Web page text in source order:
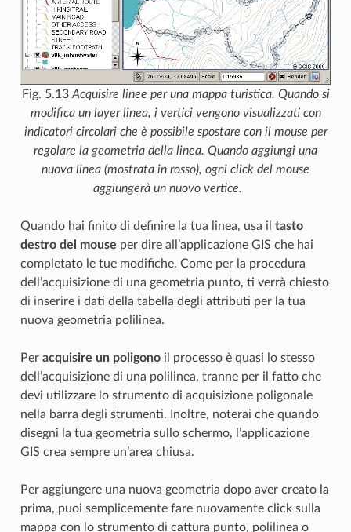
Fig. 5.13 Acquisire linee per una mappa turistica. Quando si
modifica un layer linea, i vertici vengono visualizzati con
indicatori circolari che è possibile spostare con il mouse per
regolare la geometria della linea. Quando aggiungi una
nuova linea (mostrata in rosso), ogni click del mouse
aggiungerà un nuovo vertice.
Quando hai finito di definire la tua linea, usa il tasto
destro del mouse per dire all’applicazione GIS che hai
completato le tue modifiche. Come per la procedura
dell’acquisizione di una geometria punto, ti verrà chiesto
di inserire i dati della tabella degli attributi per la tua
nuova geometria polilinea.
Per acquisire un poligonoil processo è quasi lo stesso
dell’acquisizione di una polilinea, tranne per il fatto che
devi utilizzare lo strumento di acquisizione poligonale
nella barra degli strumenti. Inoltre, noterai che quando
disegni la tua geometria sullo schermo, l’applicazione
GIS crea sempre un’area chiusa.
Per aggiungere una nuova geometria dopo aver creato la
prima, puoi semplicemente fare nuovamente click sulla
mappa con lo strumento di cattura punto, polilinea o